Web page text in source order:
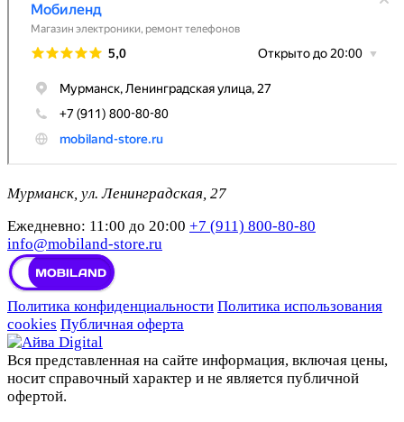
Мурманск, ул. Ленинградская, 27
Ежедневно: 11:00 до 20:00 +7 (911) 800-80-80
info@mobiland-store.ru
Политика конфиденциальности Политика использования
cookies Публичная оферта
Вся представленная на сайте информация, включая цены,
носит справочный характер и не является публичной
офертой.